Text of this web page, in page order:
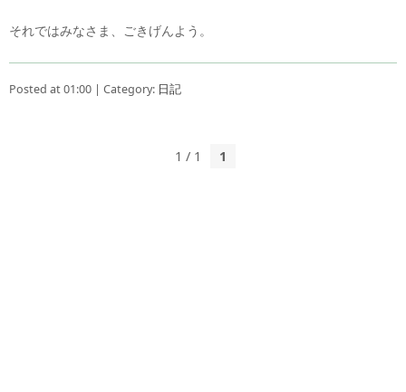
それではみなさま、ごきげんよう。
Posted at 01:00 | Category: 日記
1 / 1 1